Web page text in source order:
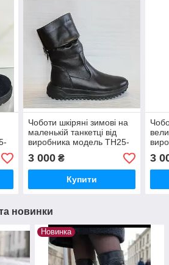
Чоботи шкіряні зимові на
маленькій танкетці від
виробника модель ТН25-
2137
3 000₴
Купити
3
новинки
Новинка